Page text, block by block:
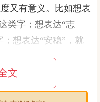
又有意义。比如想表
类字；想表达“志
想表达“安稳”，就
复杂，简单的搭配反
文